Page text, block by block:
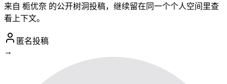
来自 栀优奈 的公开树洞投稿，继续留在同一个个人空间里查
看上下文。
匿名投稿
→